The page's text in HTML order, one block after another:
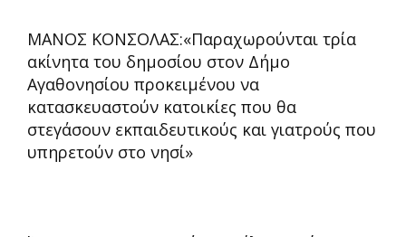
ΜΑΝΟΣ ΚΟΝΣΟΛΑΣ:«Παραχωρούνται τρία
ακίνητα του δημοσίου στον Δήμο
Αγαθονησίου προκειμένου να
κατασκευαστούν κατοικίες που θα
στεγάσουν εκπαιδευτικούς και γιατρούς που
υπηρετούν στο νησί»